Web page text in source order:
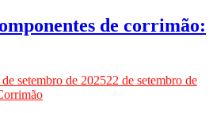
de corrimão:
de setembro de 202522 de setembro de